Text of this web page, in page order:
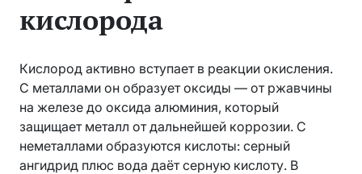
кислорода
Кислород активно вступает в реакции окисления.
С металлами он образует оксиды — от ржавчины
на железе до оксида алюминия, который
защищает металл от дальнейшей коррозии. С
неметаллами образуются кислоты: серный
ангидрид плюс вода даёт серную кислоту. В